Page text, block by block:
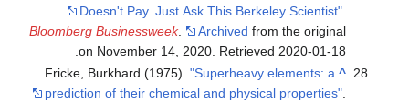
Doesn't Pay. Just Ask This Berkeley Scientist".
Bloomberg Businessweek. Archived from the original
on November 14, 2020. Retrieved2020-01-18
.
^
Fricke, Burkhard (1975)."Superheavy elements: a
prediction of their chemical and physical properties"